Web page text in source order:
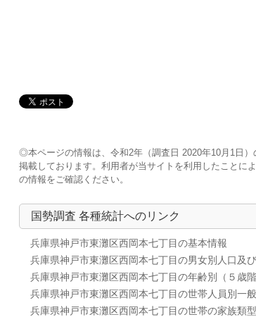
◎本ページの情報は、令和2年（調査日 2020年10月1日
掲載しております。利用者が当サイトを利用したことに
の情報をご確認ください。
国勢調査 各種統計へのリンク
兵庫県神戸市東灘区西岡本七丁目の基本情報
兵庫県神戸市東灘区西岡本七丁目の男女別人口及
兵庫県神戸市東灘区西岡本七丁目の年齢別（５歳
兵庫県神戸市東灘区西岡本七丁目の世帯人員別一
兵庫県神戸市東灘区西岡本七丁目の世帯の家族類